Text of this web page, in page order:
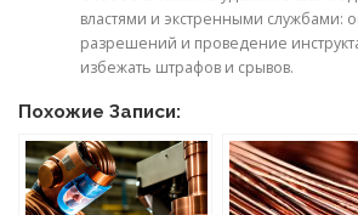
властями и экстренными службами:
разрешений и проведение
избежать штрафов и срывов.
Похожие Записи: